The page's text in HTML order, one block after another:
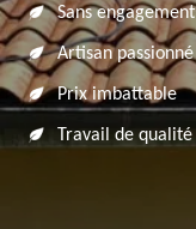
Sans engagement
Artisan passionné
Prix imbattable
Travail de qualité